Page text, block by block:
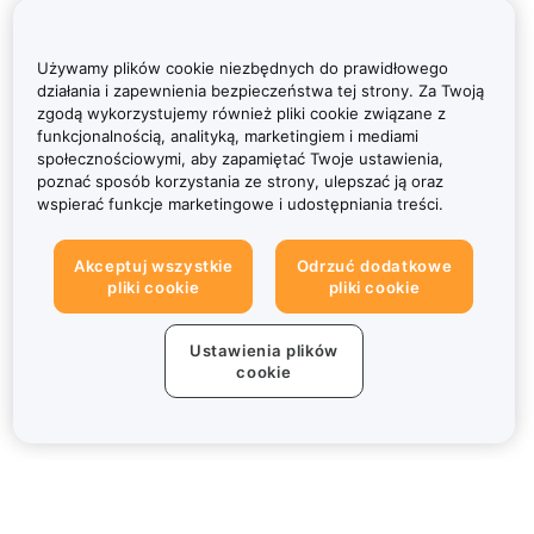
Używamy plików cookie niezbędnych do prawidłowego
działania i zapewnienia bezpieczeństwa tej strony. Za Twoją
zgodą wykorzystujemy również pliki cookie związane z
funkcjonalnością, analityką, marketingiem i mediami
społecznościowymi, aby zapamiętać Twoje ustawienia,
poznać sposób korzystania ze strony, ulepszać ją oraz
wspierać funkcje marketingowe i udostępniania treści.
Akceptuj wszystkie
pliki cookie
Odrzuć dodatkowe
pliki cookie
Ustawienia plików
cookie